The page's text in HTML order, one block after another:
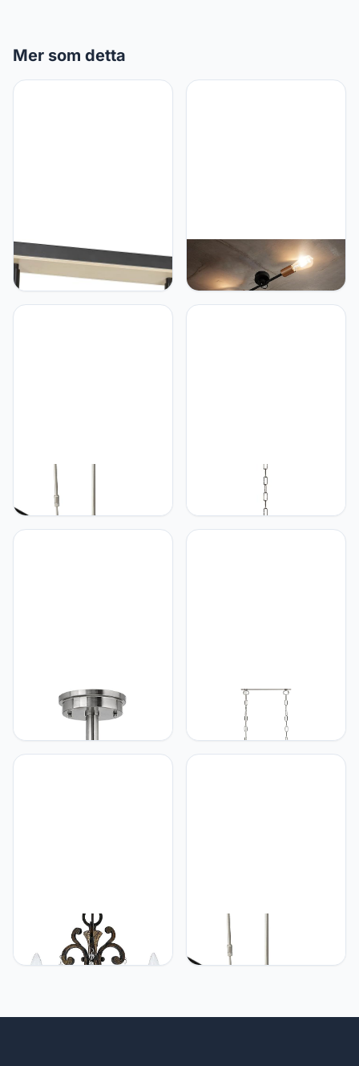
Mer som detta
Licht-Erlebnisse
Plafondspot zwart
langwerpig Scandinavisch
met hout 2x GU10
Licht-Erlebnisse
Plafondlamp vintage
zwart koper 2-lichts E27
metalen lamp gloeilamp
Licht-Erlebnisse Premium
LED hanglamp (diepte: 1,5
m max., 6-flmg, modern,
zwart, zwevende
Licht-Erlebnisse Premium
hanglamp van messing
bronzen E27 tot 60 W
230 V glas woonkamer
Licht-Erlebnisse Elegante
kamerlamp lamp LOU in
geborsteld nikkel, wit van
bouwstaal &
Licht-Erlebnisse Licht-
Erlebnisse Hanglamp
kristal B: 92 cm H: max.
131 cm verstelbaar
Licht-Erlebnisse opulent
kroonluchter eettafellamp
hanglamp GOTICA 4 in
Licht-Erlebnisse Premium
LED hanglamp (diepte: 1,5
m max., 6-flmg, modern,